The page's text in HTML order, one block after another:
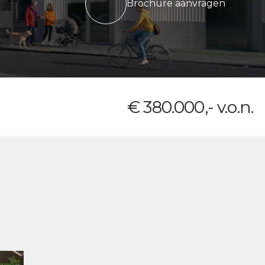
Brochure aanvragen
€ 380.000,- v.o.n.